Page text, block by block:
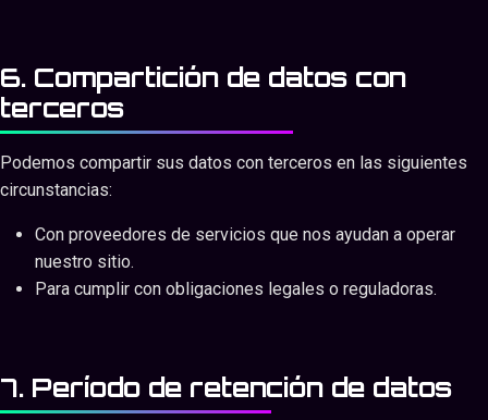
6. Compartición de datos con
terceros
Podemos compartir sus datos con terceros en las siguientes
circunstancias:
Con proveedores de servicios que nos ayudan a operar
nuestro sitio.
Para cumplir con obligaciones legales o reguladoras.
7. Período de retención de datos